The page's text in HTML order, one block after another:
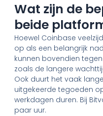
Wat zijn de
beide
Hoewel Coinbase
op als een belangrijk
kunnen bovendien
zoals de langere
Ook duurt het vaak
uitgekeerde tegoeden
werkdagen duren. Bij
paar uur.